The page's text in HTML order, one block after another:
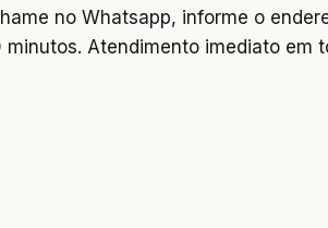
no Whatsapp, informe o
minutos. Atendimento imediato em